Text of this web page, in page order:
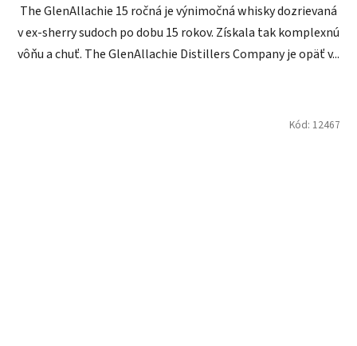
The GlenAllachie 15 ročná je výnimočná whisky dozrievaná
v ex-sherry sudoch po dobu 15 rokov. Získala tak komplexnú
vôňu a chuť. The GlenAllachie Distillers Company je opäť v...
Kód: 12467